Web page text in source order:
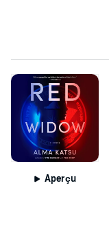
Aperçu